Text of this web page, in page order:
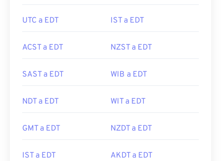
UTC a EDT IST a EDT
ACST a EDT NZST a EDT
SAST a EDT WIB a EDT
NDT a EDT WIT a EDT
GMT a EDT NZDT a EDT
IST a EDT AKDT a EDT